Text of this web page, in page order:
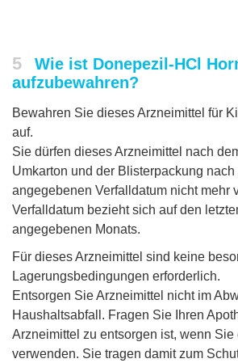
5
Wie ist Donepezil-HCl
aufzubewahren?
Bewahren Sie dieses Arzneimittel für
auf.
Sie dürfen dieses Arzneimittel nach
Umkarton und der Blisterpackung nach
angegebenen Verfalldatum nicht mehr
Verfalldatum bezieht sich auf den
angegebenen Monats.
Für dieses Arzneimittel sind keine
Lagerungsbedingungen erforderlich.
Entsorgen Sie Arzneimittel nicht im
Haushaltsabfall. Fragen Sie Ihren
Arzneimittel zu entsorgen ist, wenn Sie
verwenden. Sie tragen damit zum